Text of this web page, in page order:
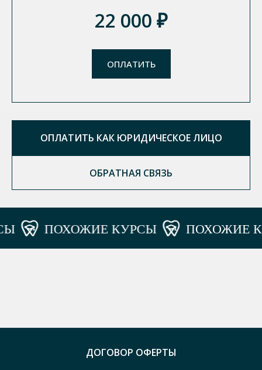
22 000 ₽
ОПЛАТИТЬ
ОПЛАТИТЬ КАК ЮРИДИЧЕСКОЕ ЛИЦО
ОБРАТНАЯ СВЯЗЬ
ПОХОЖИЕ КУРСЫ ПОХОЖИЕ
ДОГОВОР ОФЕРТЫ